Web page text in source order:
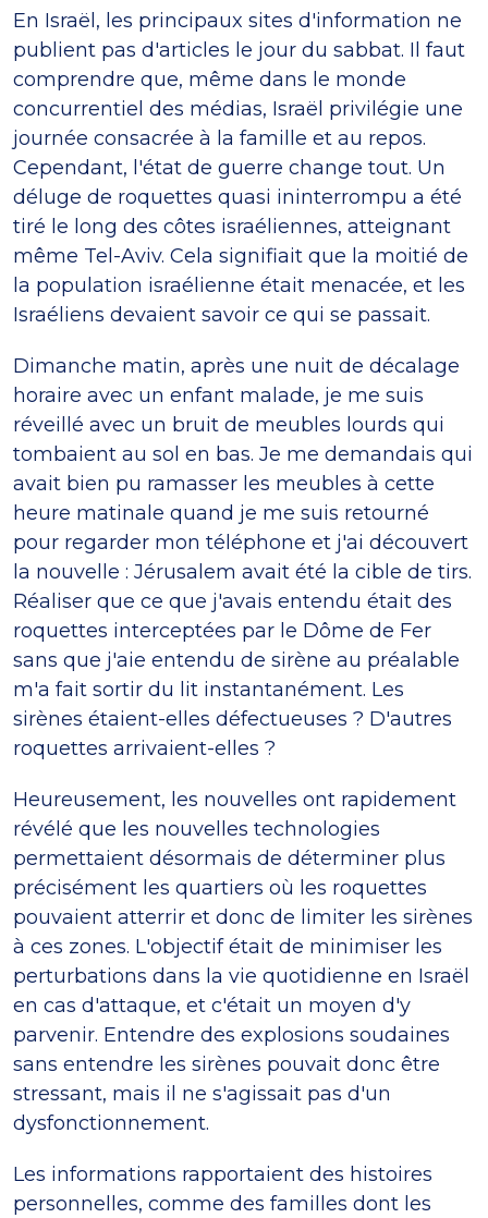
En Israël, les principaux sites d'information ne
publient pas d'articles le jour du sabbat. Il faut
comprendre que, même dans le monde
concurrentiel des médias, Israël privilégie une
journée consacrée à la famille et au repos.
Cependant, l'état de guerre change tout. Un
déluge de roquettes quasi ininterrompu a été
tiré le long des côtes israéliennes, atteignant
même Tel-Aviv. Cela signifiait que la moitié de
la population israélienne était menacée, et les
Israéliens devaient savoir ce qui se passait.
Dimanche matin, après une nuit de décalage
horaire avec un enfant malade, je me suis
réveillé avec un bruit de meubles lourds qui
tombaient au sol en bas. Je me demandais qui
avait bien pu ramasser les meubles à cette
heure matinale quand je me suis retourné
pour regarder mon téléphone et j'ai découvert
la nouvelle : Jérusalem avait été la cible de tirs.
Réaliser que ce que j'avais entendu était des
roquettes interceptées par le Dôme de Fer
sans que j'aie entendu de sirène au préalable
m'a fait sortir du lit instantanément. Les
sirènes étaient-elles défectueuses ? D'autres
roquettes arrivaient-elles ?
Heureusement, les nouvelles ont rapidement
révélé que les nouvelles technologies
permettaient désormais de déterminer plus
précisément les quartiers où les roquettes
pouvaient atterrir et donc de limiter les sirènes
à ces zones. L'objectif était de minimiser les
perturbations dans la vie quotidienne en Israël
en cas d'attaque, et c'était un moyen d'y
parvenir. Entendre des explosions soudaines
sans entendre les sirènes pouvait donc être
stressant, mais il ne s'agissait pas d'un
dysfonctionnement.
Les informations rapportaient des histoires
personnelles, comme des familles dont les